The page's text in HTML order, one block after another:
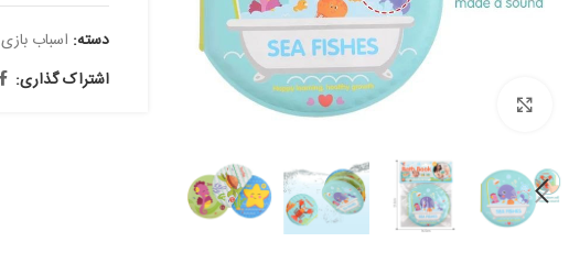
دسته: اسباب بازی
اشتراک گذاری: